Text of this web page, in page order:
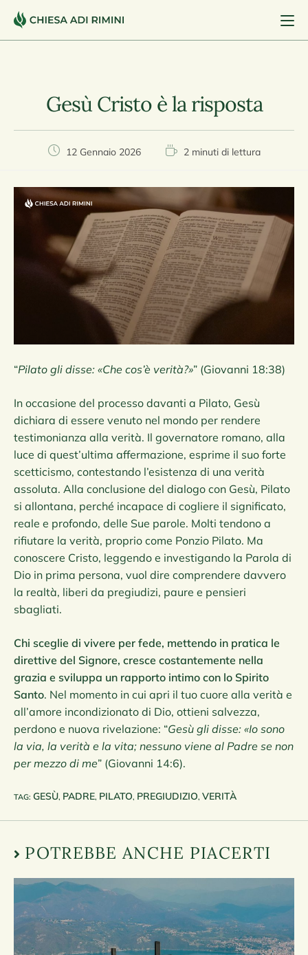
Gesù Cristo è la risposta
12 Gennaio 2026 2 minuti di lettura
“Pilato gli disse: «Che cos’è verità?»” (Giovanni 18:38)
In occasione del processo davanti a Pilato, Gesù
dichiara di essere venuto nel mondo per rendere
testimonianza alla verità. Il governatore romano, alla
luce di quest’ultima affermazione, esprime il suo forte
scetticismo, contestando l’esistenza di una verità
assoluta. Alla conclusione del dialogo con Gesù, Pilato
si allontana, perché incapace di cogliere il significato,
reale e profondo, delle Sue parole. Molti tendono a
rifiutare la verità, proprio come Ponzio Pilato. Ma
conoscere Cristo, leggendo e investigando la Parola di
Dio in prima persona, vuol dire comprendere davvero
la realtà, liberi da pregiudizi, paure e pensieri
sbagliati.
Chi sceglie di vivere per fede, mettendo in pratica le
direttive del Signore, cresce costantemente nella
grazia e sviluppa un rapporto intimo con lo Spirito
Santo. Nel momento in cui apri il tuo cuore alla verità e
all’amore incondizionato di Dio, ottieni salvezza,
perdono e nuova rivelazione: “Gesù gli disse: «Io sono
la via, la verità e la vita; nessuno viene al Padre se non
per mezzo di me” (Giovanni 14:6).
TAG: GESÙ, PADRE, PILATO, PREGIUDIZIO, VERITÀ
POTREBBE ANCHE PIACERTI